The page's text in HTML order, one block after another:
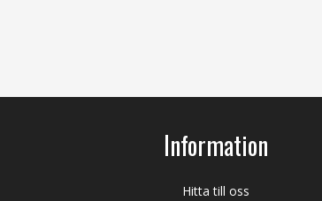
Information
Hitta till oss